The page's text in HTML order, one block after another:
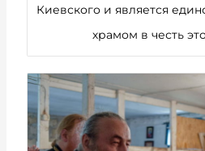
Киевского и является
храмом в честь